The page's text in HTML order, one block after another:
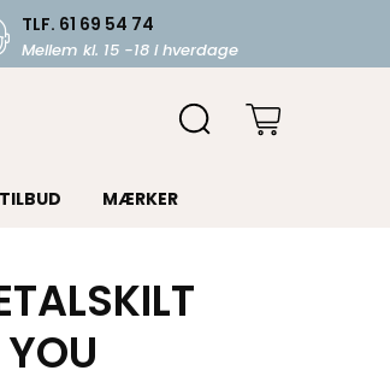
TLF. 61 69 54 74
Mellem kl. 15 -18 i hverdage
TILBUD MÆRKER